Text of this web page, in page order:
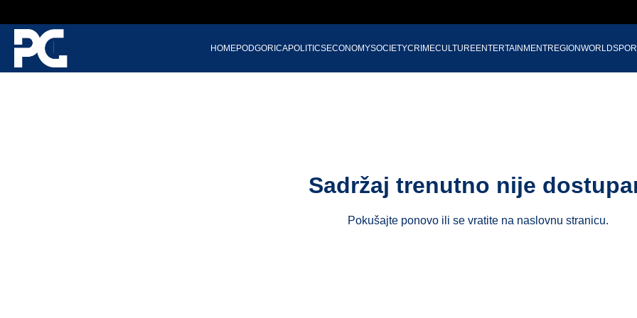
HOMEPODGORICAPOLITICSECONOMYSOCIETYCRIMECULTUREENTERTAINMENTREGIONWORLD
Sadržaj trenutno nije
Pokušajte ponovo ili se vratite na naslovnu stranicu.